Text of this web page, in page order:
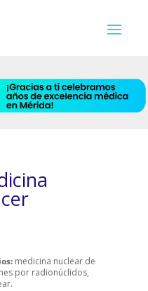
medicina nuclear de
por radionúclidos,